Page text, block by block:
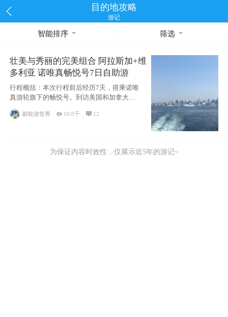
目的地攻略
游记
智能排序 筛选
壮美与秀丽的完美组合 阿拉斯加+维
多利亚 诺唯真畅悦号7日自助游
行程概括：本次行程前后经历7天，搭乘诺唯
真游轮旗下的畅悦号。到访美国和加拿大的4
个州/省：美国华盛顿州
邮轮游世界  10.0千  12
为保证内容时效性，仅展示近5年的游记~